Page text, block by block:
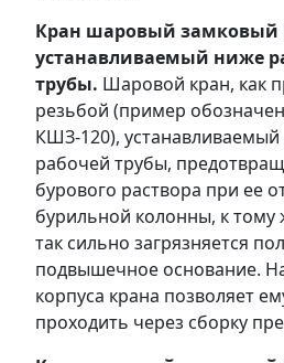
Кран шаровый
устанавливаемый ниже
трубы. Шаровой кран, как
резьбой (пример
КШЗ-120),
рабочей трубы,
бурового раствора при ее
бурильной колонны, к тому
так сильно загрязняется
подвышечное основание.
корпуса крана позволяет
проходить через сборку